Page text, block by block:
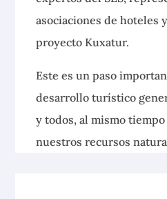
asociaciones de hoteles
proyecto Kuxatur.
Este es un paso
desarrollo turístico
y todos, al mismo
nuestros recursos